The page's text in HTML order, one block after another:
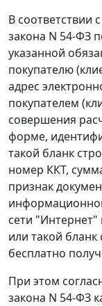
В соответствии
закона N 54-ФЗ
указанной
покупателю
адрес
покупателем
совершения
форме,
такой бланк
номер ККТ,
признак
сети "Интернет"
или такой
бесплатно
При этом
закона N 54-ФЗ